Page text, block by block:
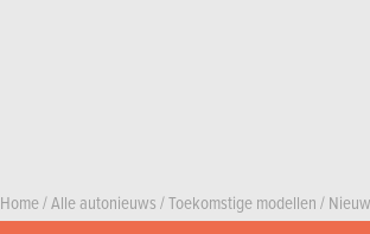
Home/Alle autonieuws/Toekomstige modellen/